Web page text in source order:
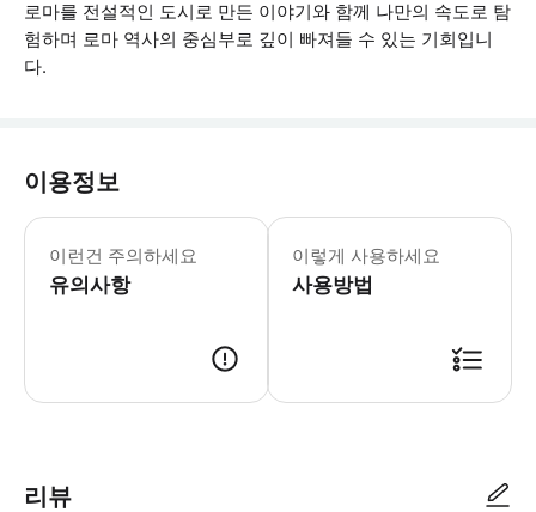
로마를 전설적인 도시로 만든 이야기와 함께 나만의 속도로 탐
험하며 로마 역사의 중심부로 깊이 빠져들 수 있는 기회입니
다.
이용정보
이런건 주의하세요
유의사항
모든 콜로세움 예약 시 이름 입력은
이렇게 사용하세요
사용방법
리뷰